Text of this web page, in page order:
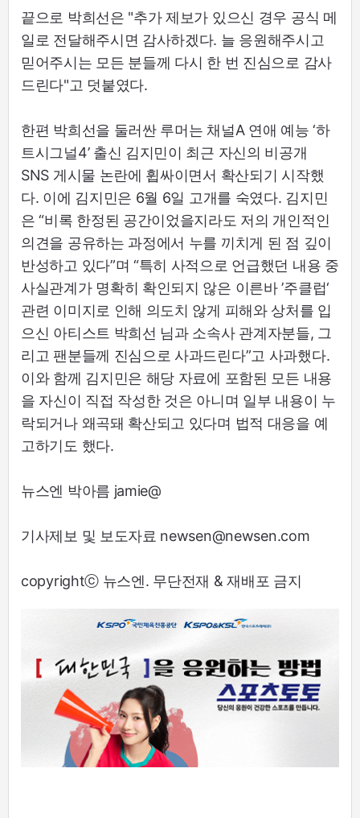
끝으로 박희선은 "추가 제보가 있으신 경우 공식 메
일로 전달해주시면 감사하겠다. 늘 응원해주시고
믿어주시는 모든 분들께 다시 한 번 진심으로 감사
드린다"고 덧붙였다.
한편 박희선을 둘러싼 루머는 채널A 연애 예능 ‘하
트시그널4’ 출신 김지민이 최근 자신의 비공개
SNS 게시물 논란에 휩싸이면서 확산되기 시작했
다. 이에 김지민은 6월 6일 고개를 숙였다. 김지민
은 “비록 한정된 공간이었을지라도 저의 개인적인
의견을 공유하는 과정에서 누를 끼치게 된 점 깊이
반성하고 있다”며 “특히 사적으로 언급했던 내용 중
사실관계가 명확히 확인되지 않은 이른바 ’주클럽‘
관련 이미지로 인해 의도치 않게 피해와 상처를 입
으신 아티스트 박희선 님과 소속사 관계자분들, 그
리고 팬분들께 진심으로 사과드린다”고 사과했다.
이와 함께 김지민은 해당 자료에 포함된 모든 내용
을 자신이 직접 작성한 것은 아니며 일부 내용이 누
락되거나 왜곡돼 확산되고 있다며 법적 대응을 예
고하기도 했다.
뉴스엔 박아름 jamie@
기사제보 및 보도자료 newsen@newsen.com
copyrightⓒ 뉴스엔. 무단전재 & 재배포 금지